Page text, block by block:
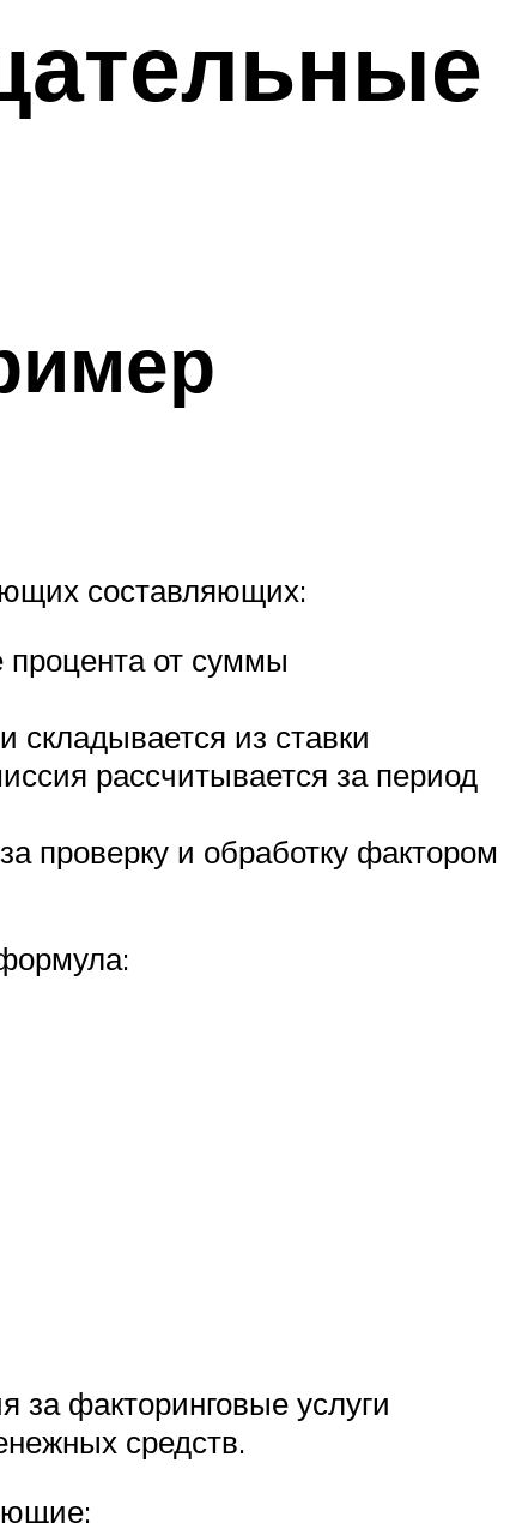
составляющих:
процента от суммы
складывается из ставки
рассчитывается за период
проверку и обработку фактором
за факторинговые услуги
средств.